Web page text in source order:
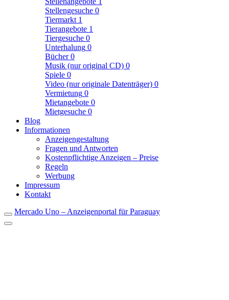
Stellengesuche 0
Tiermarkt 1
Tierangebote 1
Tiergesuche 0
Unterhalung 0
Bücher0
Musik (nur original CD) 0
Spiele 0
Video (nur originale Datenträger) 0
Vermietung 0
Mietangebote 0
Mietgesuche 0
Blog
Informationen
Anzeigengestaltung
Fragen und Antworten
Kostenpflichtige Anzeigen – Preise
Regeln
Werbung
Impressum
Kontakt
Mercado Uno – Anzeigenportal für Paraguay